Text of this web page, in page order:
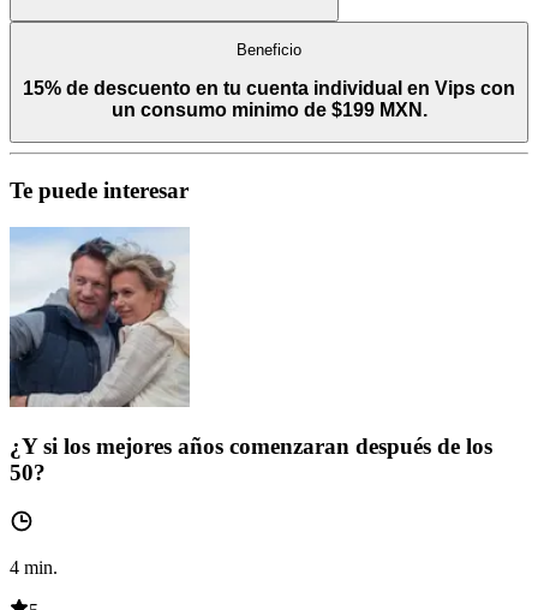
Beneficio
15% de descuento en tu cuenta individual en Vips con
un consumo minimo de $199 MXN.
Te puede interesar
¿Y si los mejores años comenzaran después de los
50?
4 min.